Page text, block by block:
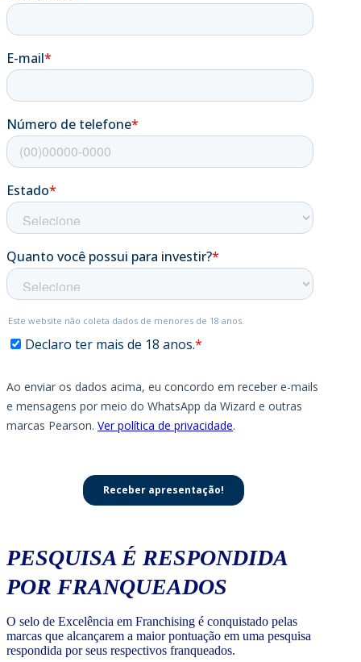
PESQUISA É RESPONDIDA
POR FRANQUEADOS
O selo de Excelência em Franchising é conquistado pelas
marcas que alcançarem a maior pontuação em uma pesquisa
respondida por seus respectivos franqueados.